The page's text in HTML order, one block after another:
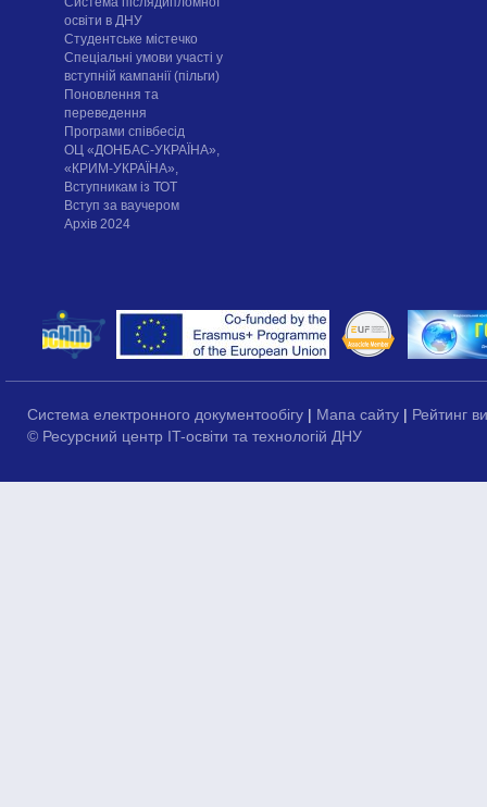
освіти в ДНУ
Cтудентське містечко
Спеціальні умови участі у
вступній кампанії (пільги)
Поновлення та
переведення
Програми співбесід
ОЦ «ДОНБАС-УКРАЇНА»,
«КРИМ-УКРАЇНА»,
Вступникам із ТОТ
Вступ за ваучером
Архів 2024
Система електронного документообігу | Мапа сайту | Рейтинг
© Ресурсний центр IT-освіти та технологій ДНУ